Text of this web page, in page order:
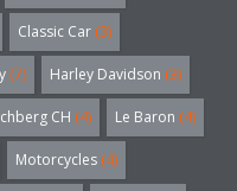
Classic Car (3)
(7) Harley Davidson (3)
CH (4) Le Baron (4)
Motorcycles (4)